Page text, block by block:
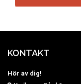
KONTAKT
Hör av dig!